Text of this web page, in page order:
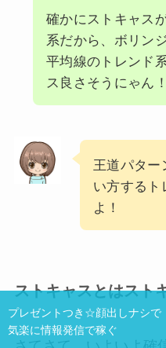
確かにストキャス
系だから、ボリン
平均線のトレンド
ス良さそうにゃん！
王道パタ
い方するト
よ！
ストキャスとはスト
プレゼントつき☆顔出しナシで
気楽に情報発信で稼ぐ